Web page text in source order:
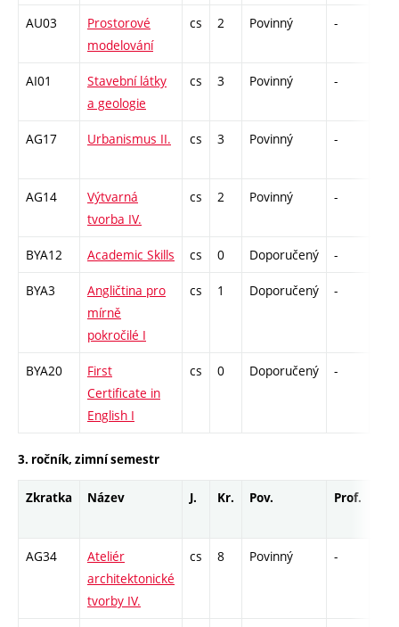
AU03
Prostorové
modelování
cs 2 Povinný -
AI01
Stavební látky
a geologie
cs 3 Povinný -
AG17 Urbanismus II. cs 3 Povinný -
AG14
Výtvarná
tvorba IV.
cs 2 Povinný -
BYA12 Academic Skills cs 0 Doporučený -
BYA3
Angličtina pro
mírně
pokročilé I
cs 1 Doporučený -
BYA20
First
Certificate in
English I
cs 0 Doporučený -
3. ročník, zimní semestr
Zkratka Název J. Kr. Pov. Prof.
AG34
Ateliér
architektonické
tvorby IV.
cs 8 Povinný -